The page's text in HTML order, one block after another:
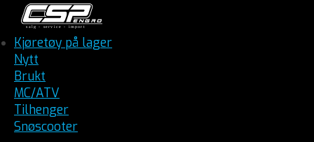
Kjøretøy på lager
Nytt
Brukt
MC/ATV
Tilhenger
Snøscooter